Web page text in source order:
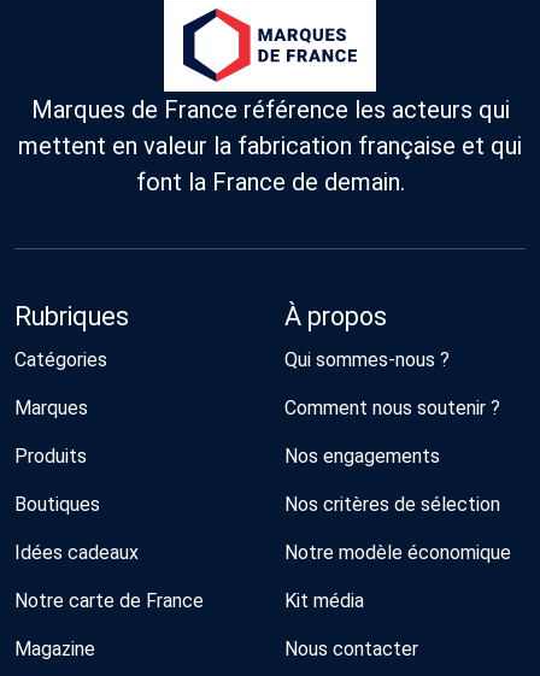
Marques de France référence les acteurs qui
mettent en valeur la fabrication française et qui
font la France de demain.
Rubriques
Catégories
Marques
Produits
Boutiques
Idées cadeaux
Notre carte de France
Magazine
À propos
Qui sommes-nous ?
Comment nous soutenir ?
Nos engagements
Nos critères de sélection
Notre modèle économique
Kit média
Nous contacter